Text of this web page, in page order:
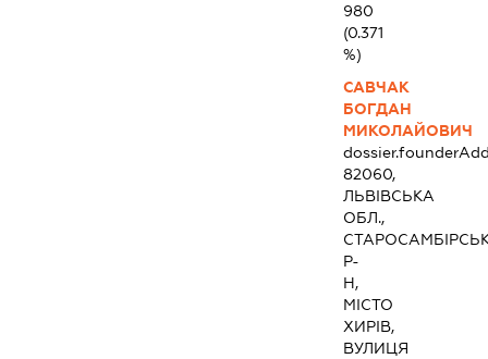
980
(0.371
%)
САВЧАК
БОГДАН
МИКОЛАЙОВИЧ
82060,
ЛЬВІВСЬКА
ОБЛ.,
Р-
Н,
МІСТО
ХИРІВ,
ВУЛИЦЯ